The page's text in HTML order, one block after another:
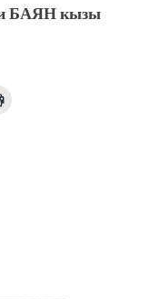
БАЯН кызы